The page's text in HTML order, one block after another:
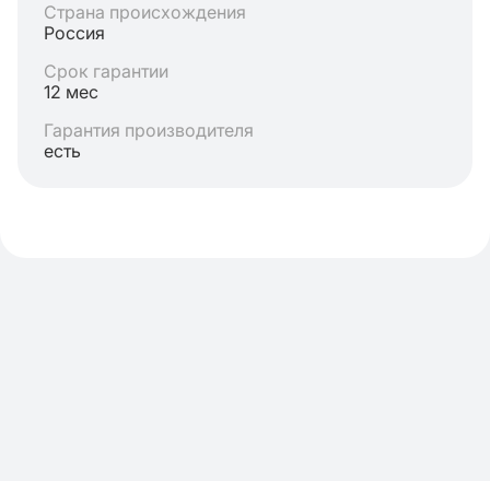
Страна происхождения
Россия
Срок гарантии
12 мес
Гарантия производителя
есть